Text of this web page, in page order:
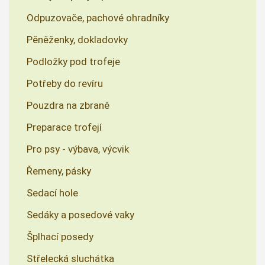
Odpuzovače, pachové ohradníky
Pěněženky, dokladovky
Podložky pod trofeje
Potřeby do revíru
Pouzdra na zbraně
Preparace trofejí
Pro psy - výbava, výcvik
Řemeny, pásky
Sedací hole
Sedáky a posedové vaky
Šplhací posedy
Střelecká sluchátka